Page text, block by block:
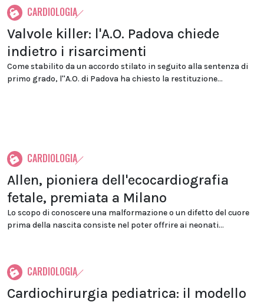
CARDIOLOGIA
Valvole killer: l'A.O. Padova chiede
indietro i risarcimenti
Come stabilito da un accordo stilato in seguito alla sentenza di
primo grado, l''A.O. di Padova ha chiesto la restituzione...
CARDIOLOGIA
Allen, pioniera dell'ecocardiografia
fetale, premiata a Milano
Lo scopo di conoscere una malformazione o un difetto del cuore
prima della nascita consiste nel poter offrire ai neonati...
CARDIOLOGIA
Cardiochirurgia pediatrica: il modello